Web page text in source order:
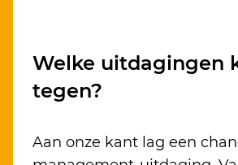
Welke uitdagingen
tegen?
Aan onze kant lag een